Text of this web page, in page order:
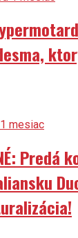
mesiac
Predá